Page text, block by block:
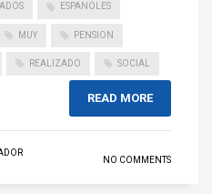
ESPANOLES
MUY PENSION
REALIZADO SOCIAL
READ MORE
NO COMMENTS